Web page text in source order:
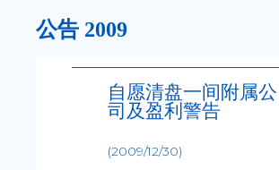
公告 2009
自愿清盘一间附属公
司及盈利警告
(2009/12/30)